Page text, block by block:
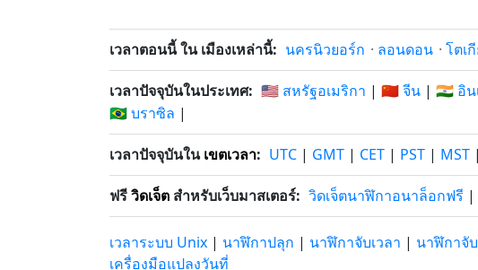
เวลาตอนนี้ ใน เมืองเหล่านี้: นครนิวยอร์ก · ลอนดอน · โตเ
เวลาปัจจุบันในประเทศ: 🇺🇸 สหรัฐอเมริกา | 🇨🇳 จีน | 🇮🇳 อิน
🇧🇷 บราซิล |
เวลาปัจจุบันในเขตเวลา: UTC | GMT | CET | PST | MST |
ฟรีวิดเจ็ต สำหรับเว็บมาสเตอร์: วิดเจ็ตนาฬิกาอนาล็อกฟรี |
เวลาระบบ Unix | นาฬิกาปลุก | นาฬิกาจับเวลา | นาฬิกาจับ
เครื่องมือแปลงวันที่